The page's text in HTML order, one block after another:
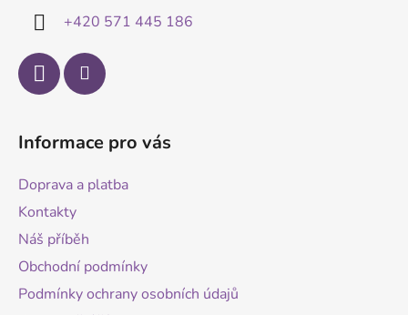
+420 571 445 186
Informace pro vás
Doprava a platba
Kontakty
Náš příběh
Obchodní podmínky
Podmínky ochrany osobních údajů